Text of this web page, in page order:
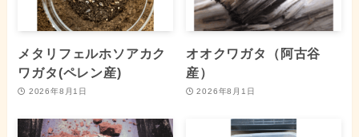
メタリフェルホソアカク
ワガタ(ペレン産)
2026年8月1日
オオクワガタ（阿古谷
産）
2026年8月1日